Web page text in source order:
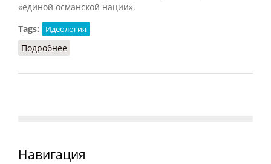
«единой османской нации».
Tags:
Идеология
Подробнее
Навигация